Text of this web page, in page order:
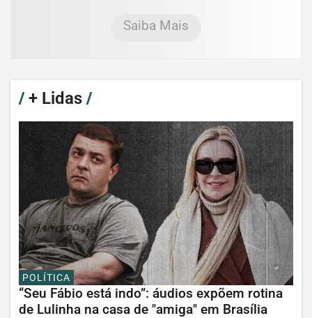
Saiba Mais
/+ Lidas /
POLÍTICA
“Seu Fábio está indo”: áudios expõem rotina
de Lulinha na casa de "amiga" em Brasília